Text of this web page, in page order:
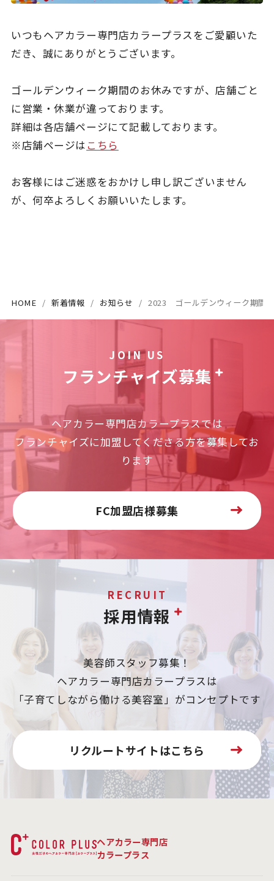
いつもヘアカラー専門店カラープラスをご愛顧いた
だき、誠にありがとうございます。
ゴールデンウィーク期間のお休みですが、店舗ごと
に営業・休業が違っております。
詳細は各店舗ページにて記載しております。
※店舗ページは こちら
お客様にはご迷惑をおかけし申し訳ございません
が、何卒よろしくお願いいたします。
HOME 新着情報 お知らせ 2023 ゴールデンウィーク期間
JOIN US
フランチャイズ募集
ヘアカラー専門店カラープラスでは
フランチャイズに加盟してくださる方を募集してお
ります
FC加盟店様募集
RECRUIT
採用情報
美容師スタッフ募集！
ヘアカラー専門店カラープラスは
「子育てしながら働ける美容室」がコンセプトです
リクルートサイトはこちら
ヘアカラー専門店
カラープラス